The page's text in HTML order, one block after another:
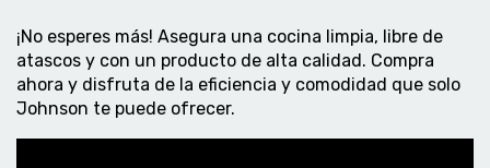
¡No esperes más! Asegura una cocina limpia, libre de
atascos y con un producto de alta calidad. Compra
ahora y disfruta de la eficiencia y comodidad que solo
Johnson te puede ofrecer.